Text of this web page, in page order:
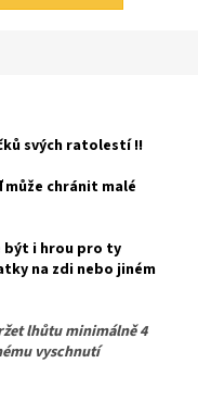
svých ratolestí !!
může chránit malé
být i hrou pro ty
na zdi nebo jiném
lhůtu minimálně 4
vyschnutí